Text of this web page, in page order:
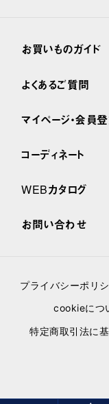
お買いものガイド
よくあるご質問
マイページ・会員
コーディネート
WEBカタログ
お問い合わせ
プライバシーポリ
cookieにつ
特定商取引法に